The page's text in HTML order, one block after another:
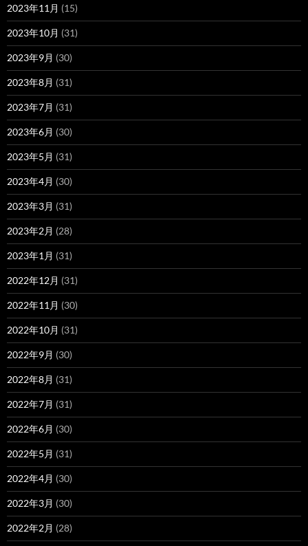
2023年11月 (15)
2023年10月 (31)
2023年9月 (30)
2023年8月 (31)
2023年7月 (31)
2023年6月 (30)
2023年5月 (31)
2023年4月 (30)
2023年3月 (31)
2023年2月 (28)
2023年1月 (31)
2022年12月 (31)
2022年11月 (30)
2022年10月 (31)
2022年9月 (30)
2022年8月 (31)
2022年7月 (31)
2022年6月 (30)
2022年5月 (31)
2022年4月 (30)
2022年3月 (30)
2022年2月 (28)